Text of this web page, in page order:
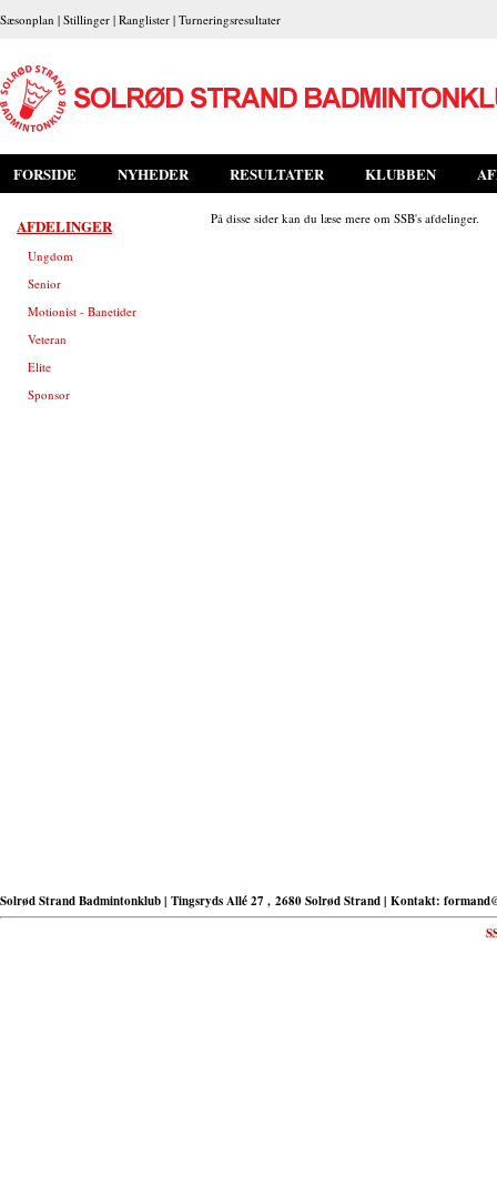
Sæsonplan | Stillinger | Ranglister | Turneringsresultater
FORSIDE NYHEDER RESULTATER KLUBBEN
AFDELINGER
Ungdom
Senior
Motionist - Banetider
Veteran
Elite
Sponsor
På disse sider kan du læse mere om SSB's afdelinger.
Solrød Strand Badmintonklub | Tingsryds Allé 27 , 2680 Solrød Strand | Kontakt: